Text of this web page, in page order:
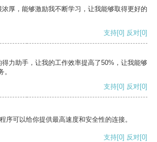
厚，能够激励我不断学习，让我能够取得更好的
支持[0] 反对[0]
力助手，让我的工作效率提高了50%，让我能够
支持[0] 反对[0]
序可以给你提供最高速度和安全性的连接。
支持[0] 反对[0]